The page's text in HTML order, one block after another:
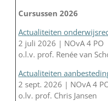
Cursussen 2026
Actualiteiten
2 juli 2026 | NOvA 4 PO
o.l.v. prof. Renée van
Actualiteiten
2 sept. 2026 | NOvA 4
o.lv. prof. Chris Jansen